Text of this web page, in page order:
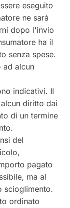
eseguito
ne sarà
dopo l'invio
ha il
senza spese.
ad alcun
indicativi. Il
diritto dai
di un termine
del
pagato
ma al
scioglimento.
ordinato